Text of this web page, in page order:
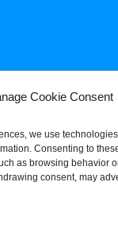
Cookie Consent
we use
Consenting to
as browsing behavior
consent, may